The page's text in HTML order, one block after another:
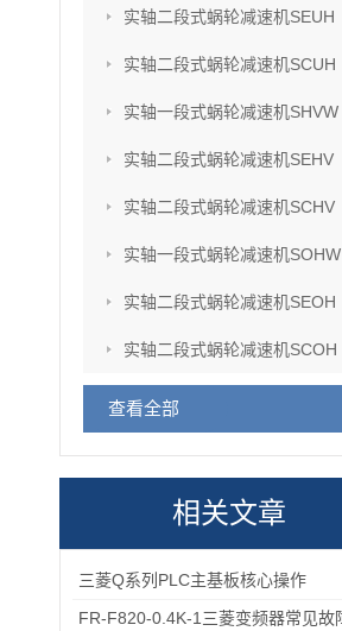
实轴二段式蜗轮减速机SEUH
实轴二段式蜗轮减速机SCUH
实轴一段式蜗轮减速机SHVW
实轴二段式蜗轮减速机SEHV
实轴二段式蜗轮减速机SCHV
实轴一段式蜗轮减速机SOHW
实轴二段式蜗轮减速机SEOH
实轴二段式蜗轮减速机SCOH
查看全部
相关文章
三菱Q系列PLC主基板核心操作